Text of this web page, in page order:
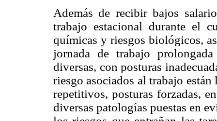
Además de recibir bajos
trabajo estacional durante el
químicas y riesgos biológicos,
jornada de trabajo
diversas, con posturas
riesgo asociados al trabajo
repetitivos, posturas forzadas,
diversas patologías puestas en